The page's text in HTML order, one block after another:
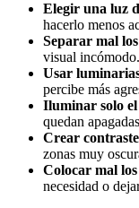
Elegir una luz
hacerlo menos
Separar mal
visual incómodo.
Usar
percibe más
Iluminar solo el
quedan
Crear
zonas muy
Colocar mal los
necesidad o